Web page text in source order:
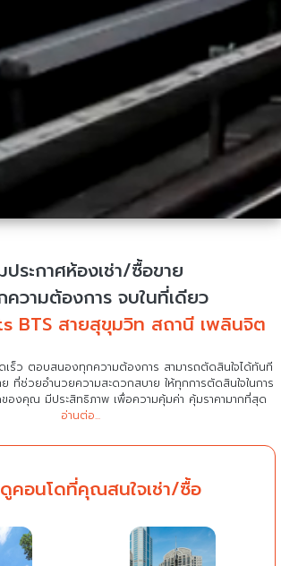
ประกาศห้องเช่า/ซื้อขาย
วามต้องการ จบในที่เดียว
BTS สายสุขุมวิท สถานี เพลินจิต
เร็ว ตอบสนองทุกความต้องการ สามารถตัดสินใจได้ทันที
ที่ช่วยอำนวยความสะดวกสบาย ให้ทุกการตัดสินใจในการ
ของคุณ มีประสิทธิภาพ เพื่อความคุ้มค่า คุ้มราคามากที่สุด
อ่านต่อ...
คอนโดที่คุณสนใจเช่า/ซื้อ